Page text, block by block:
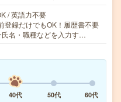
/ 英語力不要
録だけでもOK！履歴書不要
名・職種などを入力す…
40代 50代 60代